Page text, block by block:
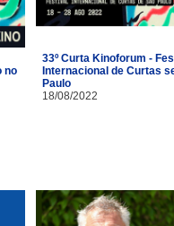
no
33º Curta Kinoforum -
Internacional de Curtas
Paulo
18/08/2022